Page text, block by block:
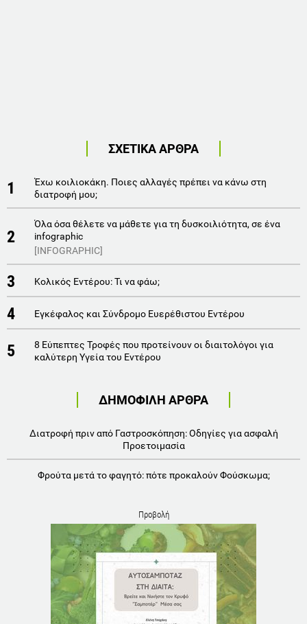
ΣΧΕΤΙΚΑ ΑΡΘΡΑ
1
Έχω κοιλιοκάκη. Ποιες αλλαγές πρέπει να κάνω στη
διατροφή μου;
2
Όλα όσα θέλετε να μάθετε για τη δυσκοιλιότητα, σε ένα
infographic
[INFOGRAPHIC]
3 Κολικός Εντέρου: Τι να φάω;
4 Εγκέφαλος και Σύνδρομο Ευερέθιστου Εντέρου
5
8 Εύπεπτες Τροφές που προτείνουν οι διαιτολόγοι για
καλύτερη Yγεία του Εντέρου
ΔΗΜΟΦΙΛΗ ΑΡΘΡΑ
Διατροφή πριν από Γαστροσκόπηση: Οδηγίες για ασφαλή
Προετοιμασία
Φρούτα μετά το φαγητό: πότε προκαλούν Φούσκωμα;
Προβολή